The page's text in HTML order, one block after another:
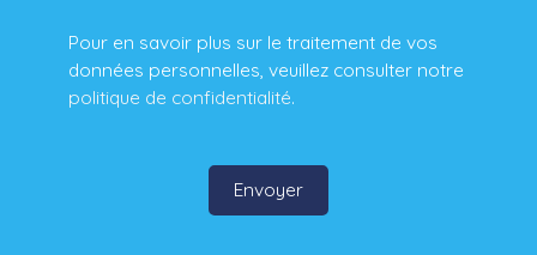
Pour en savoir plus sur le traitement de vos
données personnelles, veuillez consulter notre
politique de confidentialité.
Envoyer